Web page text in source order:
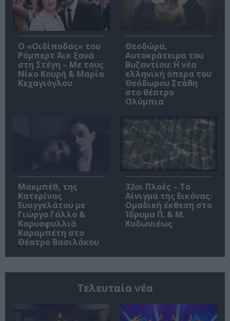
O «Οιδίποδας» του
Ρόμπερτ Άικ ξανά
στη Στέγη – Με τους
Νίκο Κουρή & Μαρία
Κεχαγιόγλου
Θεοδώρα,
Αυτοκράτειρα του
Βυζαντίου: Η νέα
ελληνική όπερα του
Θεόδωρου Στάθη
στο θέατρο
Ολύμπια
Μακμπέθ, της
Κατερίνας
Ευαγγελάτου με
Γιώργο Γάλλο &
Καρυοφυλλιά
Καραμπέτη στο
Θέατρο Βασιλάκου
32οι Πλοές – Το
Αίνιγμα της Εικόνας:
Ομαδική έκθεση στο
Ίδρυμα Π. & Μ.
Κυδωνιέως
Τελευταία νέα